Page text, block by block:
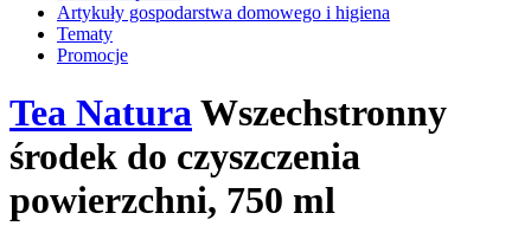
Artykuły gospodarstwa domowego i higiena
Tematy
Promocje
Tea NaturaWszechstronny
środek do czyszczenia
powierzchni, 750 ml